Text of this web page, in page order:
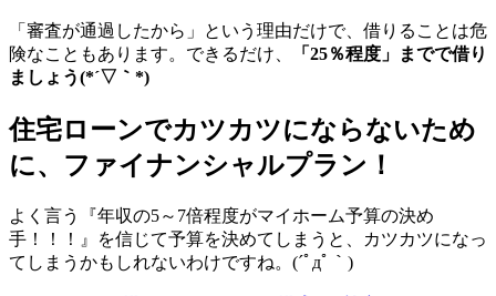
「審査が通過したから」という理由だけで、借りることは危
険なこともあります。できるだけ、
「25％程度」までで借り
ましょう(*´▽｀*)
住宅ローンでカツカツにならないため
に、ファイナンシャルプラン！
よく言う『年収の5～7倍程度がマイホーム予算の決め
手！！！』を信じて予算を決めてしまうと、カツカツになっ
てしまうかもしれないわけですね。(´ﾟдﾟ｀)